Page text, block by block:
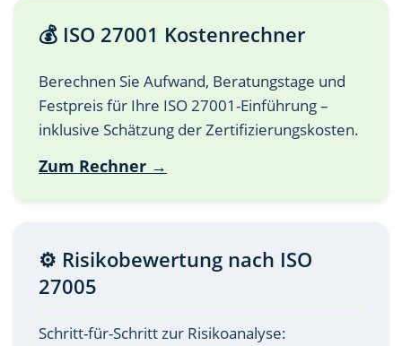
💰 ISO 27001 Kostenrechner
Berechnen Sie Aufwand, Beratungstage und
Festpreis für Ihre ISO 27001-Einführung –
inklusive Schätzung der Zertifizierungskosten.
Zum Rechner →
⚙️ Risikobewertung nach ISO
27005
Schritt-für-Schritt zur Risikoanalyse: